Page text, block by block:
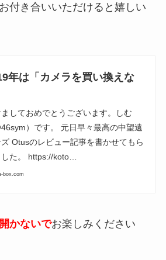
付き合いいただけると嬉しい
年は「カメラを買い換えな
しておめでとうございます。しむ
）です。 元日早々最高の中望遠
ズ Otusのレビュー記事を書かせてもら
た。 https://koto…
box.com
かないでお楽しみください